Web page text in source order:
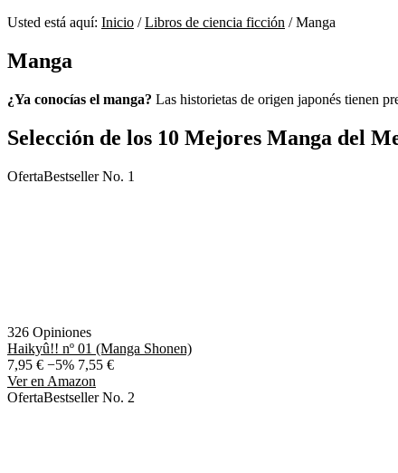
Usted está aquí: Inicio / Libros de ciencia ficción /Manga
Manga
¿Ya conocías el manga? Las historietas de origen japonés tienen
Selección de los 10 Mejores Manga del
OfertaBestseller No. 1
326 Opiniones
Haikyû!! nº 01 (Manga Shonen)
7,95 € −5% 7,55 €
Ver en Amazon
OfertaBestseller No. 2